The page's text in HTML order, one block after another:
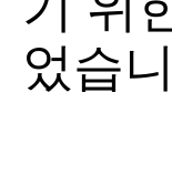
었습